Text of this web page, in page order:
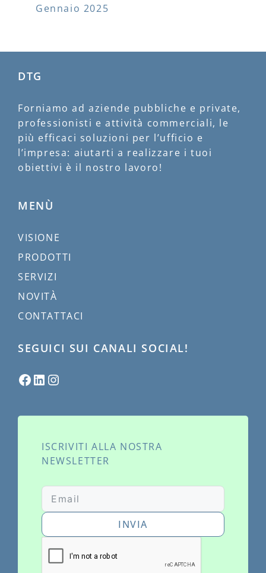
Gennaio 2025
DTG
Forniamo ad aziende pubbliche e private,
professionisti e attività commerciali, le
più efficaci soluzioni per l’ufficio e
l’impresa: aiutarti a realizzare i tuoi
obiettivi è il nostro lavoro!
MENÙ
VISIONE
PRODOTTI
SERVIZI
NOVITÀ
CONTATTACI
SEGUICI SUI CANALI SOCIAL!
ISCRIVITI ALLA NOSTRA
NEWSLETTER
INVIA